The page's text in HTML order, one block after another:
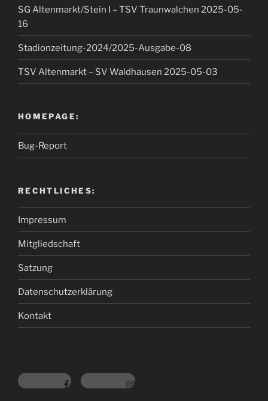
SG Altenmarkt/Stein I – TSV Traunwalchen 2025-05-
16
Stadionzeitung-2024/2025-Ausgabe-08
TSV Altenmarkt – SV Waldhausen 2025-05-03
HOMEPAGE:
Bug-Report
RECHTLICHES:
Impressum
Mitgliedschaft
Satzung
Datenschutzerklärung
Kontakt